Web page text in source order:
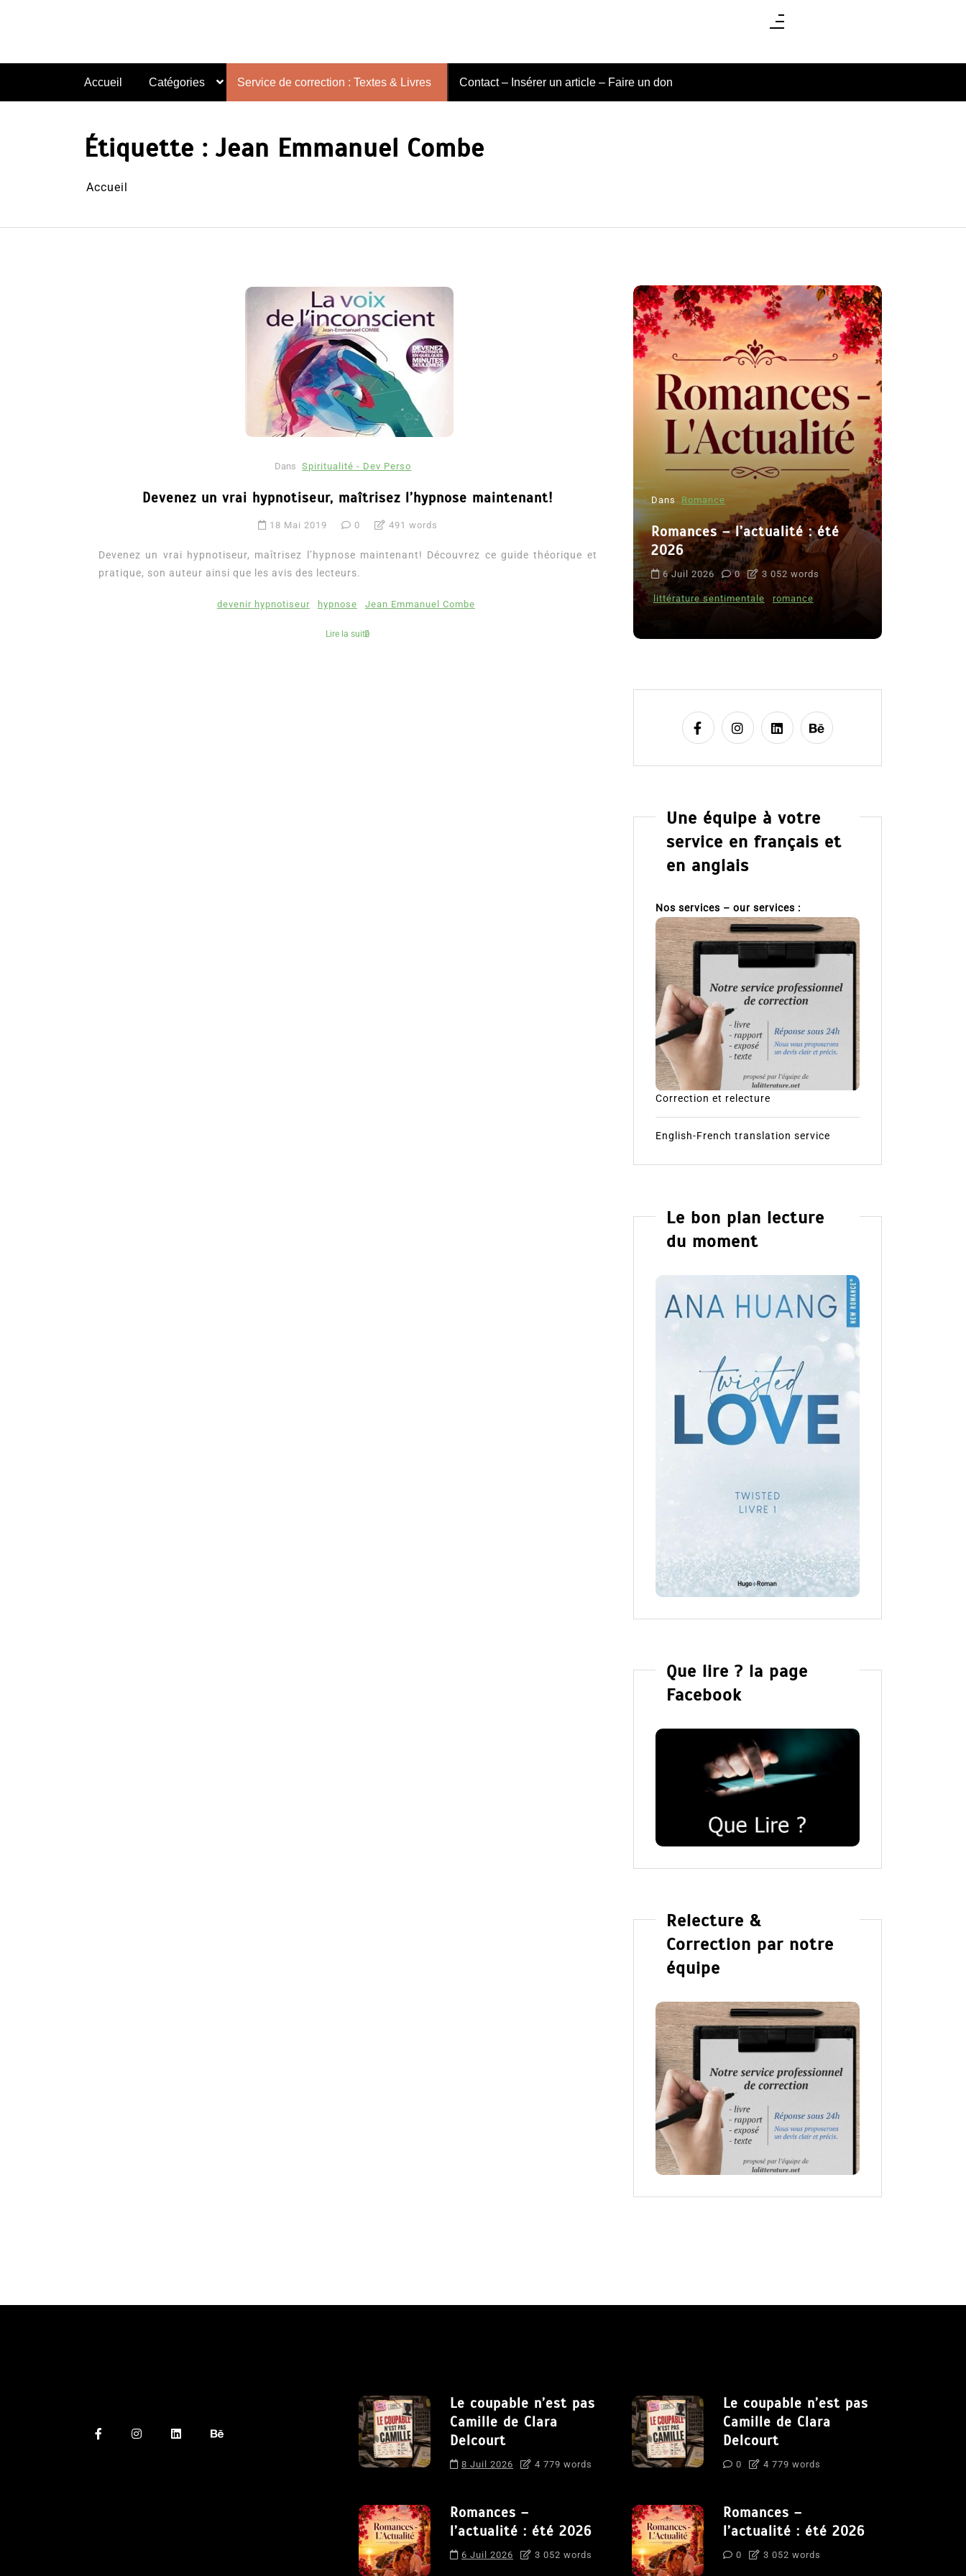
Accueil Catégories Service de correction : Textes & Livres Contact – Insérer un article – Faire un don
Étiquette : Jean Emmanuel Combe
Accueil
Dans Spiritualité - Dev Perso
Devenez un vrai hypnotiseur, maîtrisez l’hypnose maintenant!
18 Mai 2019 0 491 words
Devenez un vrai hypnotiseur, maîtrisez l’hypnose maintenant! Découvrez ce guide théorique et
pratique, son auteur ainsi que les avis des lecteurs.
devenir hypnotiseur hypnose Jean Emmanuel Combe
Lire la suite
Dans Romance
Romances – l’actualité : été
2026
6 Juil 2026 0 3 052 words
littérature sentimentale romance
8 Juil 2026
Dans Romance
Romances – l’actualité : été
2026
6 Juil 2026 0 3 052 words
littérature sentimentale romance
Une équipe à votre
service en français et
en anglais
Nos services – our services :
Correction et relecture
English-French translation service
Le bon plan lecture
du moment
Que lire ? la page
Facebook
Relecture &
Correction par notre
équipe
Le coupable n’est pas
Camille de Clara
Delcourt
8 Juil 2026 4 779 words
Romances –
l’actualité : été 2026
6 Juil 2026 3 052 words
Le coupable n’est pas
Camille de Clara
Delcourt
0 4 779 words
Romances –
l’actualité : été 2026
0 3 052 words